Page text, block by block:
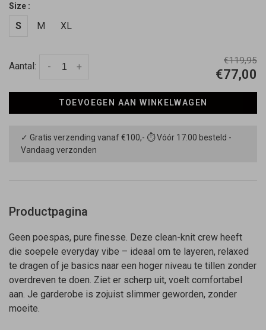
Size :
S M XL
Aantal: +
-
€119,95
€77,00
TOEVOEGEN AAN WINKELWAGEN
✓ Gratis verzending vanaf €100,- ⏱ Vóór 17:00 besteld -
Vandaag verzonden
Productpagina
Geen poespas, pure finesse. Deze clean-knit crew heeft
die soepele everyday vibe – ideaal om te layeren, relaxed
te dragen of je basics naar een hoger niveau te tillen zonder
overdreven te doen. Ziet er scherp uit, voelt comfortabel
aan. Je garderobe is zojuist slimmer geworden, zonder
moeite.